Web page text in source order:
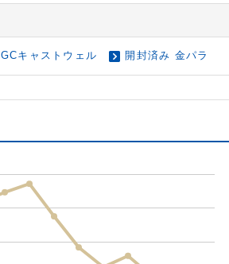
GCキャストウェル 開封済み 金パラ